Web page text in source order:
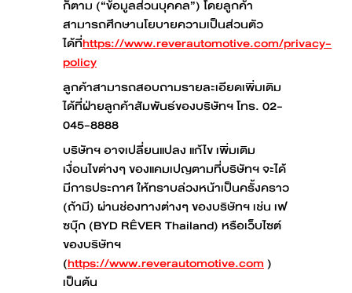
ก็ตาม (“ข้อมูลส่วนบุคคล”) โดยลูกค้า
สามารถศึกษานโยบายความเป็นส่วนตัว
ได้ที่https://www.reverautomotive.com/privacy-
policy
ลูกค้าสามารถสอบถามรายละเอียดเพิ่มเติม
ได้ที่ฝ่ายลูกค้าสัมพันธ์ของบริษัทฯ โทร. 02-
045-8888
บริษัทฯ อาจเปลี่ยนแปลง แก้ไข เพิ่มเติม
เงื่อนไขต่างๆ ของแคมเปญตามที่บริษัทฯ จะได้
มีการประกาศ ให้ทราบล่วงหน้าเป็นครั้งคราว
(ถ้ามี) ผ่านช่องทางต่างๆ ของบริษัทฯ เช่น เฟ
ซบุ๊ก (BYD RÊVER Thailand) หรือเว็บไซต์
ของบริษัทฯ
(https://www.reverautomotive.com)
เป็นต้น